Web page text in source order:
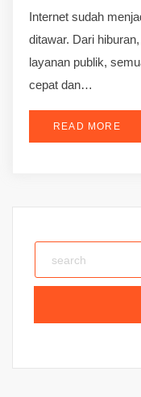
Internet sudah
ditawar. Dari
layanan publik,
cepat dan…
READ MORE